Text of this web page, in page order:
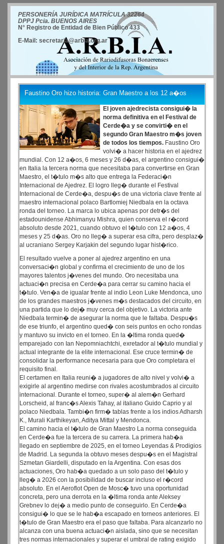
PERSONERÍA JURÍDICA MATRÍCULA 32264
DPPJ Pcia. BUENOS AIRES
N° Registro de Entidad de Bien Público 433
E-Mail: secretaria@arbia.org.ar
Faustino Oro hizo historia: Gran Maestro a los 12 a�os
El joven ajedrecista consigui� la
norma definitiva en el Festival de
Cerde�a y se convirti� en el
segundo Gran Maestro m�s joven
de todos los tiempos. Faustino Oro
volvi� a hacer historia en el ajedrez
mundial. Con 12 a�os, 6 meses y 26 d�as, el argentino consigui�
en Italia la tercera norma que necesitaba para convertirse en Gran
Maestro, el t�tulo m�s alto que entrega la Federaci�n
Internacional de Ajedrez. El logro lleg� durante el Festival
Internacional de Cerde�a, despu�s de una victoria clave frente al
maestro internacional polaco Bartlomiej Niedbala en la octava
ronda del torneo. La marca lo ubica apenas por detr�s del
estadounidense Abhimanyu Mishra, quien conserva el r�cord
absoluto desde 2021, cuando obtuvo el t�tulo con 12 a�os, 4
meses y 25 d�as. Oro no lleg� a superar esa cifra, pero desplaz�
al ucraniano Sergey Karjakin del segundo lugar hist�rico.
El resultado vuelve a poner al ajedrez argentino en una
conversaci�n global y confirma el crecimiento de uno de los
mayores talentos j�venes del mundo. Oro necesitaba una
actuaci�n precisa en Cerde�a para cerrar su camino hacia el
t�tulo. Ven�a de igualar frente al indio Leon Luke Mendonca, uno
de los grandes maestros j�venes m�s destacados del circuito, en
una partida que lo dej� muy cerca del objetivo. La victoria ante
Niedbala termin� de asegurar la norma que le faltaba. Despu�s
de ese triunfo, el argentino qued� con seis puntos en ocho rondas
y mantuvo su invicto en el torneo. En la �ltima ronda qued�
emparejado con Ian Nepomniachtchi, exretador al t�tulo mundial y
actual integrante de la elite internacional. Ese cruce termin� de
consolidar la performance necesaria para que Oro completara el
requisito final.
El certamen en Italia reuni� a jugadores de alto nivel y volvi� a
exigirle al argentino medirse con rivales acostumbrados al circuito
internacional. Durante el torneo, super� al alem�n Gerhard
Lorscheid, al franc�s Alexis Tahay, al italiano Guido Caprio y al
polaco Niedbala. Tambi�n firm� tablas frente a los indios Adharsh
K., Murali Karthikeyan, Aditya Mittal y Mendonca.
El camino hacia el t�tulo de Gran Maestro La norma conseguida
en Cerde�a fue la tercera de su carrera. La primera hab�a
llegado en septiembre de 2025, en el torneo Leyendas & Prodigios
de Madrid. La segunda la obtuvo meses despu�s en el Magistral
Szmetan Giardelli, disputado en la Argentina. Con esas dos
actuaciones, Oro hab�a quedado a un solo paso del t�tulo y
lleg� a 2026 con la posibilidad de buscar incluso el r�cord
absoluto. En el Aeroflot Open de Mosc� tuvo una oportunidad
concreta, pero una derrota en la �ltima ronda ante Aleksey
Grebnev lo dej� a medio punto de conseguirlo. En Cerde�a
consigui� lo que se le hab�a escapado en torneos anteriores. El
t�tulo de Gran Maestro era el paso que faltaba. Para alcanzarlo no
alcanza con una buena actuaci�n aislada, sino que se necesitan
tres normas internacionales y superar el umbral de rating exigido